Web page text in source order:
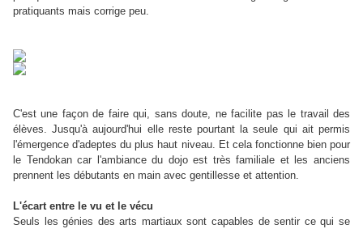
pratiquants mais corrige peu.
C'est une façon de faire qui, sans doute, ne facilite pas le travail des
élèves. Jusqu'à aujourd'hui elle reste pourtant la seule qui ait permis
l'émergence d'adeptes du plus haut niveau. Et cela fonctionne bien pour
le Tendokan car l'ambiance du dojo est très familiale et les anciens
prennent les débutants en main avec gentillesse et attention.
L'écart entre le vu et le vécu
Seuls les génies des arts martiaux sont capables de sentir ce qui se